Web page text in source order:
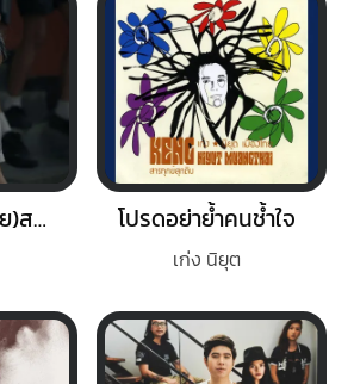
จากตรงนี้ที่(เคย)สวยงาม โปรดอย่าย้ำคนช้ำใจ
เก่ง นิยุต